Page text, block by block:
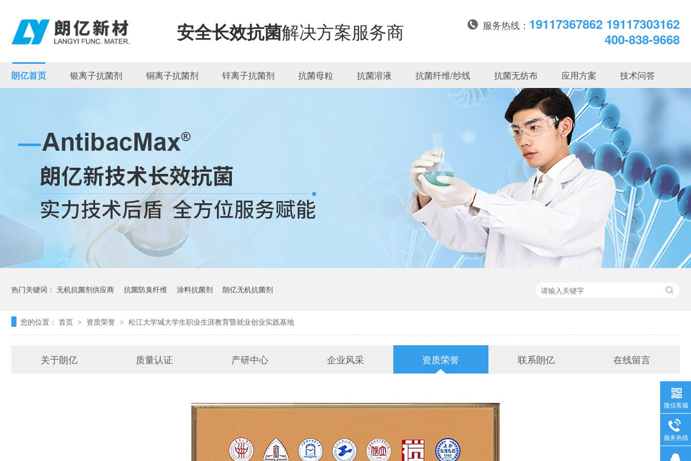
安全长效抗菌解决方案服务商 服务热线： 19117367862 19117303162
400-838-9668
朗亿首页 银离子抗菌剂 铜离子抗菌剂 锌离子抗菌剂 抗菌母粒 抗菌溶液 抗菌纤维/纱线 抗菌无纺布 应用方案
技术问答
热门关键词： 无机抗菌剂供应商 抗菌防臭纤维 涂料抗菌剂 朗亿无机抗菌剂
您的位置： 首页 > 资质荣誉 > 松江大学城大学生职业生涯教育暨就业创业实践基地
关于朗亿 质量认证 产研中心 企业风采 资质荣誉 联系朗亿 在线留言
微信客服
服务热线